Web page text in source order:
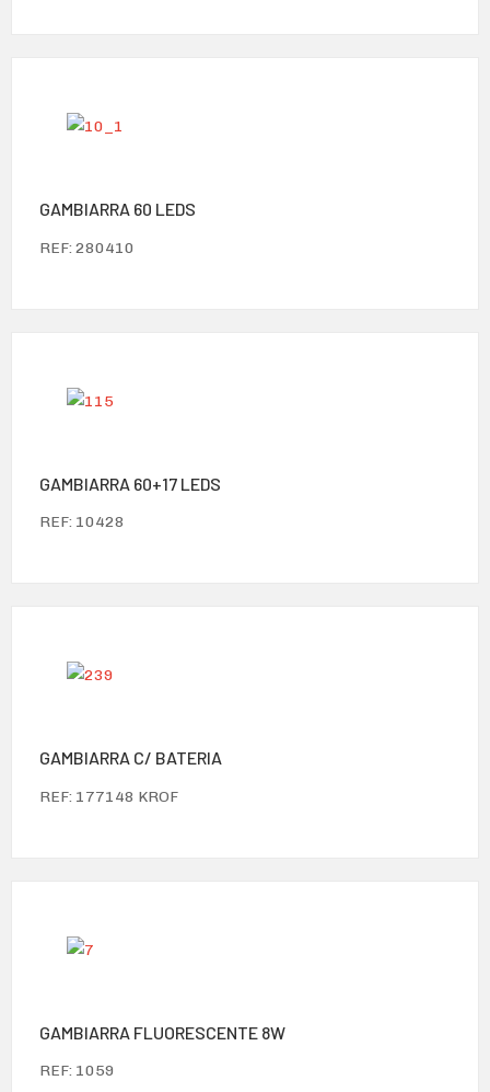
GAMBIARRA 60 LEDS
REF: 280410
GAMBIARRA 60+17 LEDS
REF: 10428
GAMBIARRA C/ BATERIA
REF: 177148 KROF
GAMBIARRA FLUORESCENTE 8W
REF: 1059